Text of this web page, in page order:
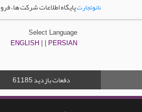
نانوتجارتپایگاه اطلاعات شرکت ها،
Select Language
ENGLISH
PERSIAN
دفعات بازدید 61185